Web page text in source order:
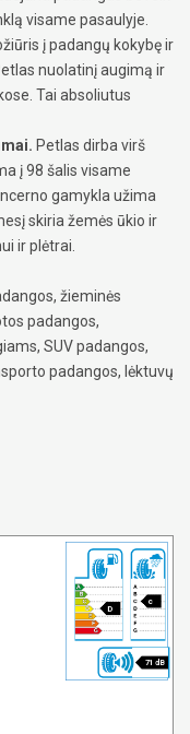
visame pasaulyje.
į padangų kokybę ir
nuolatinį augimą ir
Tai absoliutus
Petlas dirba virš
į 98 šalis visame
gamykla užima
skiria žemės ūkio ir
ir plėtrai.
žieminės
padangos,
SUV padangos,
padangos, lėktuvų
D
c
71 dB